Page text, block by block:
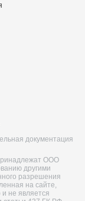
документация
ООО
другими
разрешения
на сайте,
не является